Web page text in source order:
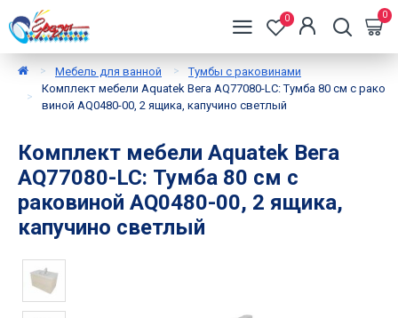
0 0
Мебель для ванной
Тумбы с раковинами
Комплект мебели Aquatek Вега AQ77080-LC: Тумба 80 см с рако
виной AQ0480-00, 2 ящика, капучино светлый
Комплект мебели Aquatek Вега
AQ77080-LC: Тумба 80 см с
раковиной AQ0480-00, 2 ящика,
капучино светлый